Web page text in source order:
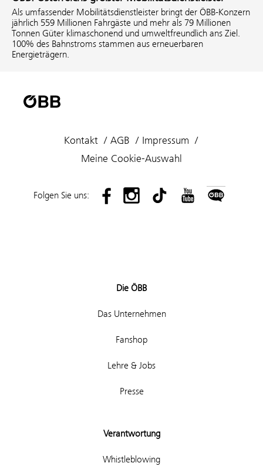
Als umfassender Mobilitätsdienstleister bringt der ÖBB-Konzern
jährlich 559 Millionen Fahrgäste und mehr als 79 Millionen
Tonnen Güter klimaschonend und umweltfreundlich ans Ziel.
100% des Bahnstroms stammen aus erneuerbaren
Energieträgern.
Kontakt AGB
Impressum
Meine Cookie-Auswahl
Folgen Sie uns:
Die ÖBB
Das Unternehmen
Fanshop
Lehre & Jobs
Presse
Verantwortung
Whistleblowing